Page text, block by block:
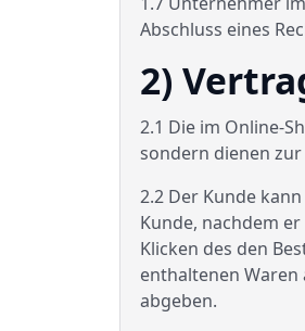
Abschluss eines
2)
2.1 Die im Online-
sondern dienen
2.2 Der Kunde
Kunde, nachdem
Klicken des den
enthaltenen
abgeben.